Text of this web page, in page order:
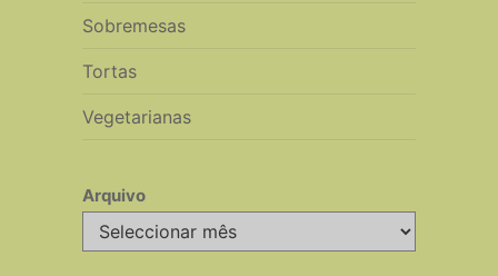
Sobremesas
Tortas
Vegetarianas
Arquivo
Arquivo